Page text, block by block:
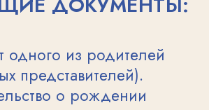
от 1 до 3 лет рядом
в Раменках
занятия
— в теплой